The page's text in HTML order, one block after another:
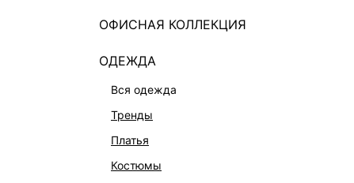
ОФИСНАЯ КОЛЛЕКЦИЯ
ОДЕЖДА
вся одежда
тренды
платья
костюмы